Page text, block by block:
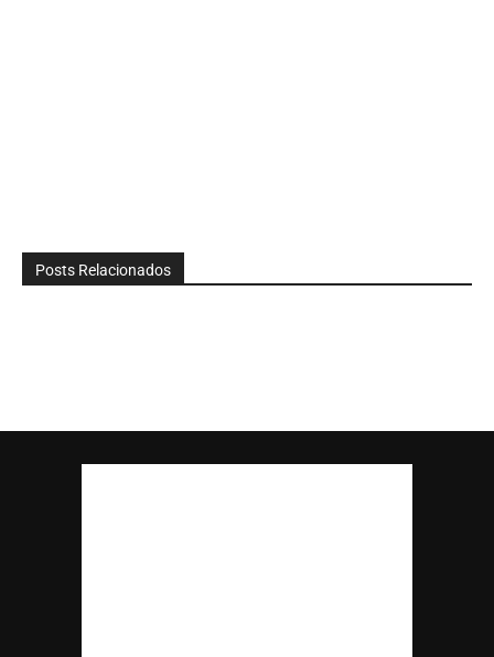
Posts Relacionados